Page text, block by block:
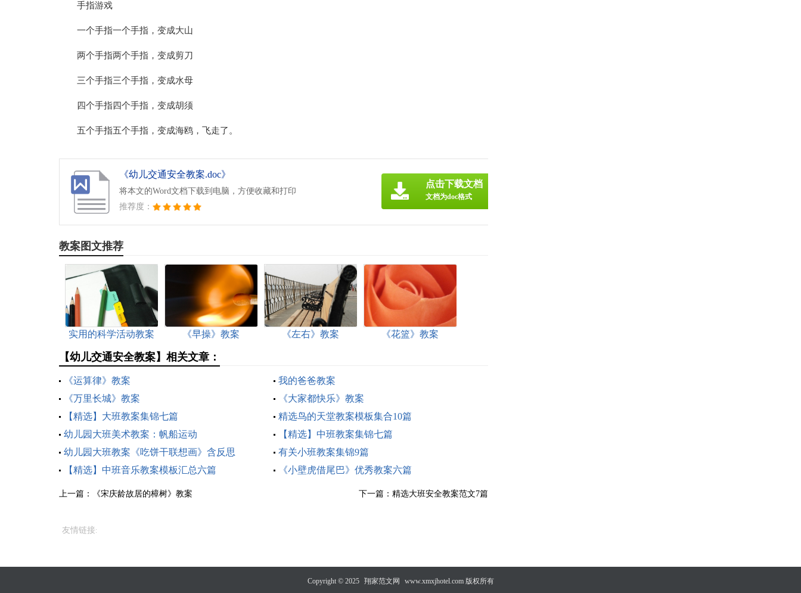
手指游戏
一个手指一个手指，变成大山
两个手指两个手指，变成剪刀
三个手指三个手指，变成水母
四个手指四个手指，变成胡须
五个手指五个手指，变成海鸥，飞走了。
《幼儿交通安全教案.doc》
将本文的Word文档下载到电脑，方便收藏和打印
推荐度：
点击下载文档
文档为doc格式
教案图文推荐
实用的科学活动教案
《早操》教案 《左右》教案 《花篮》教案
【幼儿交通安全教案】相关文章：
《运算律》教案
我的爸爸教案
《万里长城》教案
《大家都快乐》教案
【精选】大班教案集锦七篇
精选鸟的天堂教案模板集合10篇
幼儿园大班美术教案：帆船运动
【精选】中班教案集锦七篇
幼儿园大班教案《吃饼干联想画》含反思
有关小班教案集锦9篇
【精选】中班音乐教案模板汇总六篇
《小壁虎借尾巴》优秀教案六篇
上一篇： 《宋庆龄故居的樟树》教案 下一篇： 精选大班安全教案范文7篇
友情链接:
Copyright © 2025 翔家范文网 www.xmxjhotel.com 版权所有